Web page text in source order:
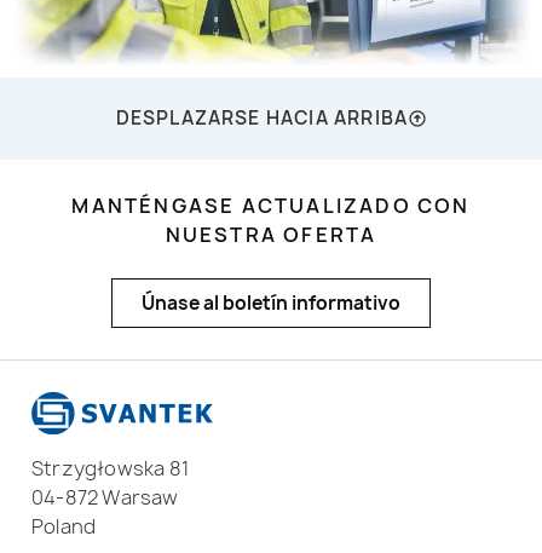
DESPLAZARSE HACIA ARRIBA
MANTÉNGASE ACTUALIZADO CON
NUESTRA OFERTA
Únase al boletín informativo
Strzygłowska 81
04-872 Warsaw
Poland